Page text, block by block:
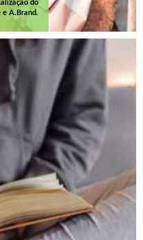
do
e A.Brand.